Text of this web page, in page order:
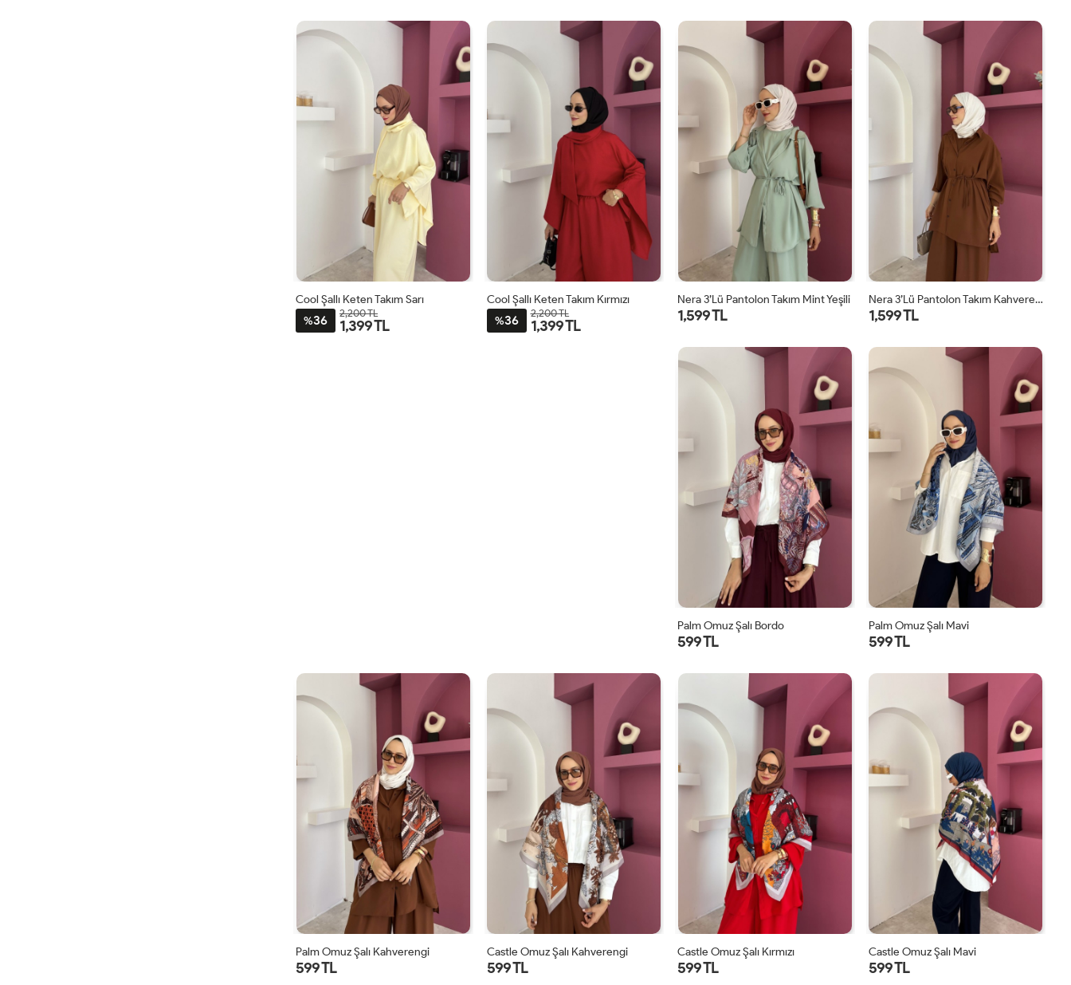
Cool Şallı Keten Takım Sarı
%36 2,200 TL
1,399 TL
Cool Şallı Keten Takım Kırmızı
%36 2,200 TL
1,399 TL
STD
Nera 3’lü Pantolon Takım Mint Yeşili
1,599 TL
STD
Nera 3’lü Pantolon Takım Kahverengi
1,599 TL
STD
Palm Omuz Şalı Bordo
599 TL
STD
Palm Omuz Şalı Mavi
599 TL
Palm Omuz Şalı Kahverengi
599 TL
Castle Omuz Şalı Kahverengi
599 TL
Castle Omuz Şalı Kırmızı
599 TL
Castle Omuz Şalı Mavi
599 TL